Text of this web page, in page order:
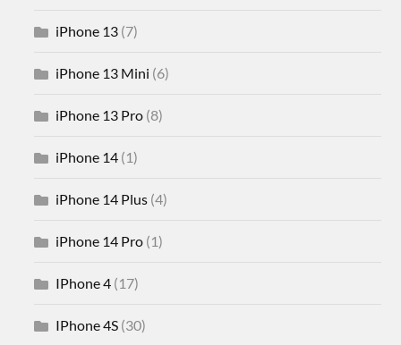
iPhone 13 (7)
iPhone 13 Mini (6)
iPhone 13 Pro (8)
iPhone 14 (1)
iPhone 14 Plus (4)
iPhone 14 Pro (1)
IPhone 4 (17)
IPhone 4S (30)